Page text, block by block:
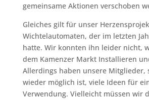
gemeinsame Aktionen verschoben
Gleiches gilt für unser
Wichtelautomaten, der im letzten
hatte. Wir konnten ihn leider nicht,
dem Kamenzer Markt Installieren
Allerdings haben unsere Mitglieder,
wieder möglich ist, viele Ideen für
Verwendung. Vielleicht müssen wir